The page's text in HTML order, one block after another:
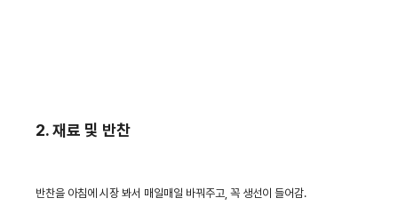
2. 재료 및 반찬
반찬을 아침에 시장 봐서 매일매일 바꿔주고, 꼭 생선이 들어감.